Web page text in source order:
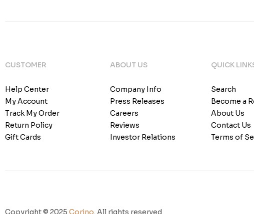
CUSTOMER
Help Center
My Account
Track My Order
Return Policy
Gift Cards
ABOUT US
Company Info
Press Releases
Careers
Reviews
Investor Relations
QUICK
Search
Become a
About Us
Contact Us
Terms of
Copyright © 2025 Corino. All rights reserved